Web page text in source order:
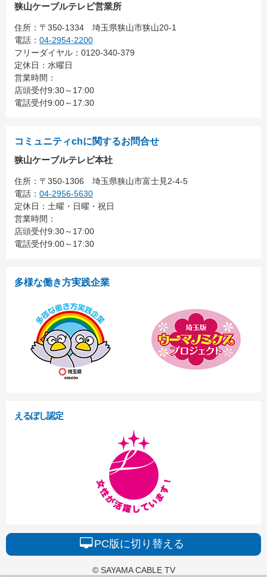
狭山ケーブルテレビ営業所
住所： 〒350-1334 埼玉県狭山市狭山20-1
電話： 04-2954-2200
フリーダイヤル：0120-340-379
定休日：水曜日
営業時間：
店頭受付9:30～17:00
電話受付9:00～17:30
コミュニティchに関するお問合せ
狭山ケーブルテレビ本社
住所： 〒350-1306 埼玉県狭山市富士見2-4-5
電話： 04-2956-5630
定休日：土曜・日曜・祝日
営業時間：
店頭受付9:30～17:00
電話受付9:00～17:30
多様な働き方実践企業
えるぼし認定
PC版に切り替える
© SAYAMA CABLE TV